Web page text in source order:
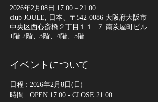
2026年2月08日 17:00 – 21:00
club JOULE, 日本、〒542-0086 大阪府大阪市
中央区西心斎橋２丁目１１−７ 南炭屋町ビル
1階 2階、3階、4階、5階
イベントについて
日程 : 2026年2月8日(日)
時間 : OPEN 17:00 - CLOSE 21:00